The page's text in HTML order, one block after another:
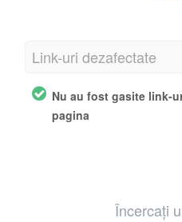
Link-uri dezafectate
Nu au fost gasite link-
pagina
Încercați